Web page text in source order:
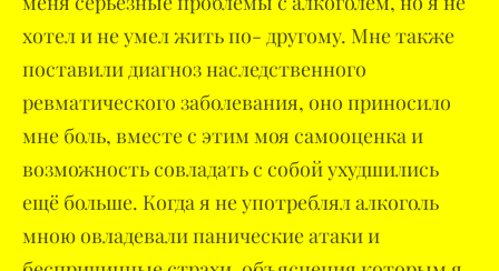
хотел и не умел жить по- другому. Мне также
поставили диагноз наследственного
ревматического заболевания, оно приносило
мне боль, вместе с этим моя самооценка и
возможность совладать с собой ухудшились
ещё больше. Когда я не употреблял алкоголь
мною овладевали панические атаки и